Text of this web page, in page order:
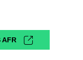
AFR